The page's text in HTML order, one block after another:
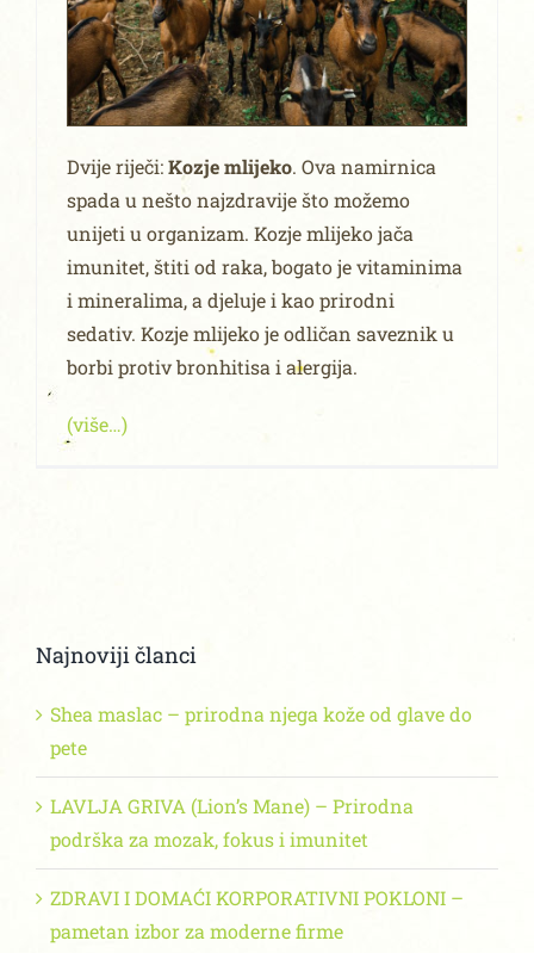
Dvije riječi:Kozje mlijeko. Ova namirnica
spada u nešto najzdravije što možemo
unijeti u organizam. Kozje mlijeko jača
imunitet, štiti od raka, bogato je vitaminima
i mineralima, a djeluje i kao prirodni
sedativ. Kozje mlijeko je odličan saveznik u
borbi protiv bronhitisa i alergija.
(više…)
Najnoviji članci
Shea maslac – prirodna njega kože od glave do
pete
LAVLJA GRIVA (Lion’s Mane) – Prirodna
podrška za mozak, fokus i imunitet
ZDRAVI I DOMAĆI KORPORATIVNI POKLONI –
pametan izbor za moderne firme